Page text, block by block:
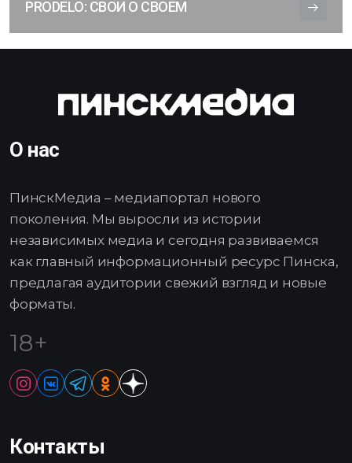
PRODELO: СВОИ О СВОЕМ
О нас
ПинскМедиа – медиапортал нового
поколения. Мы выросли из истории
независимых медиа и сегодня развиваемся
как главный информационный ресурс Пинска,
предлагая аудитории свежий взгляд и новые
форматы.
18+
Контакты